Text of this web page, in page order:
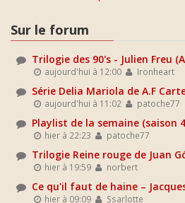
Sur le forum
Trilogie des 90's - Julien Freu
aujourd'hui à 12:00 Ironheart
Série Delia Mariola de A.F
aujourd'hui à 11:02 patoche77
Playlist de la semaine (saison
hier à 22:23 patoche77
Trilogie Reine rouge de Juan
hier à 19:59 norbert
Ce qu'il faut de haine –
hier à 09:09 Ssarlotte